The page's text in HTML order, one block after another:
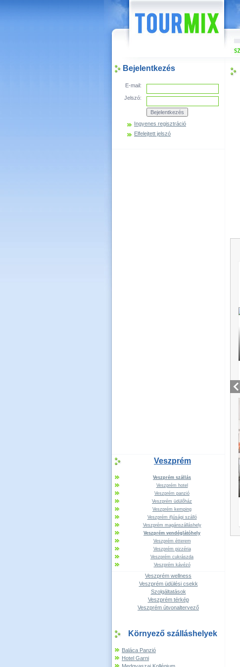
Bejelentkezés
E-mail:
Jelszó:
Ingyenes regisztráció
Elfelejtett jelszó
Veszprém
Veszprém szállás
Veszprém hotel
Veszprém panzió
Veszprém üdülőház
Veszprém kemping
Veszprém ifjúsági szálló
Veszprém magánszálláshely
Veszprém vendéglátóhely
Veszprém étterem
Veszprém pizzéria
Veszprém cukrászda
Veszprém kávézó
Veszprém wellness
Veszprém üdülési csekk
Szolgáltatások
Veszprém térkép
Veszprém útvonaltervező
Környező szálláshelyek
Baláca Panzió
Hotel Garni